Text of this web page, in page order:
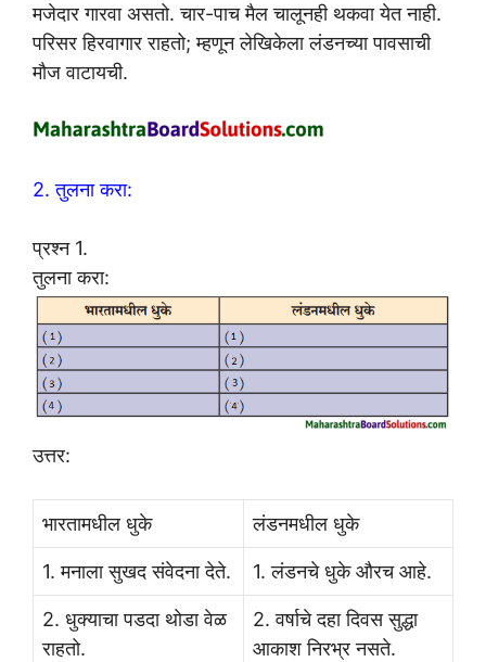
मजेदार गारवा असतो. चार-पाच मैल चालूनही थकवा येत नाही.
परिसर हिरवागार राहतो; म्हणून लेखिकेला लंडनच्या पावसाची
मौज वाटायची.
2. तुलना करा:
प्रश्न 1.
तुलना करा:
उत्तर:
भारतामधील धुके लंडनमधील धुके
1. मनाला सुखद संवेदना देते. 1. लंडनचे धुके औरच आहे.
2. धुक्याचा पडदा थोडा वेळ
राहतो.
2. वर्षाचे दहा दिवस सुद्धा
आकाश निरभ्र नसते.